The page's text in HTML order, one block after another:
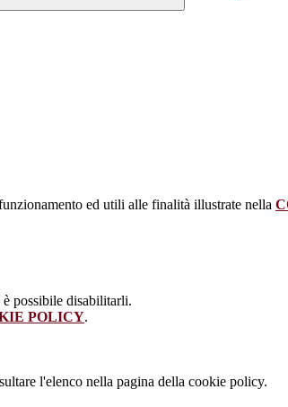
ed utili alle finalità illustrate nella
possibile disabilitarli.
POLICY.
l'elenco nella pagina della cookie policy.